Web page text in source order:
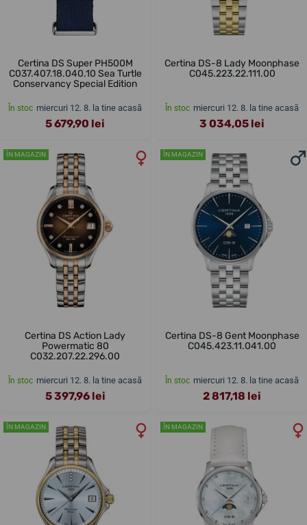
Certina DS Super PH500M
C037.407.18.040.10 Sea Turtle
Conservancy Special Edition
În stoc miercuri 12. 8. la tine acasă
5 679,90 lei
Certina DS-8 Lady Moonphase
C045.223.22.111.00
În stoc miercuri 12. 8. la tine acasă
3 034,05 lei
ÎN MAGAZIN
Certina DS Action Lady
Powermatic 80
C032.207.22.296.00
În stoc miercuri 12. 8. la tine acasă
5 397,96 lei
ÎN MAGAZIN
Certina DS-8 Gent Moonphase
C045.423.11.041.00
În stoc miercuri 12. 8. la tine acasă
2 817,18 lei
ÎN MAGAZIN ÎN MAGAZIN